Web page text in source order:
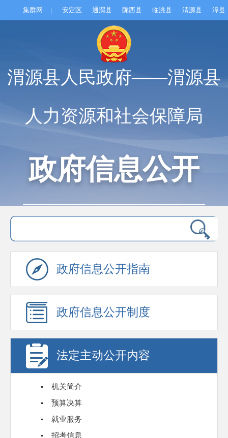
集群网 | 安定区 通渭县 陇西县 临洮县 渭源县 漳县
渭源县人民政府——渭源县
人力资源和社会保障局
政府信息公开
政府信息公开指南
政府信息公开制度
法定主动公开内容
机关简介
预算决算
就业服务
招考信息